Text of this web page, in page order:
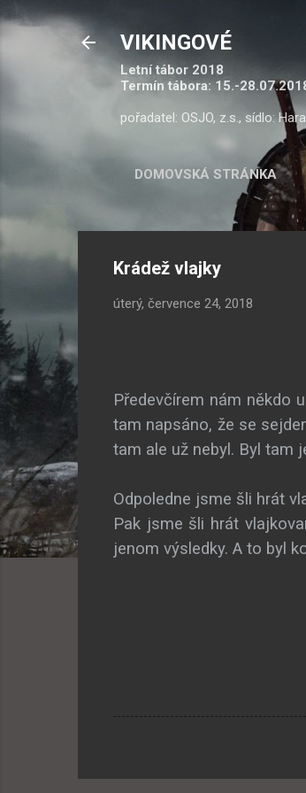
VIKINGOVÉ
Letní tábor 2018
Termín tábora: 15.-
pořadatel: OSJO, z.s., sídlo:
DOMOVSKÁ STRÁNKA
Krádež vlajky
úterý, července 24, 2018
Předevčírem nám někdo
tam napsáno, že se
tam ale už nebyl. Byl tam
Odpoledne jsme šli hrát
Pak jsme šli hrát
jenom výsledky. A to byl